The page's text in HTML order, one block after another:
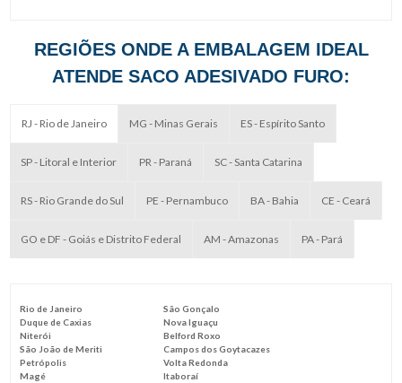
REGIÕES ONDE A EMBALAGEM IDEAL
ATENDE SACO ADESIVADO FURO:
RJ - Rio de Janeiro MG - Minas Gerais ES - Espírito Santo
SP - Litoral e Interior PR - Paraná SC - Santa Catarina
RS - Rio Grande do Sul PE - Pernambuco BA - Bahia CE - Ceará
GO e DF - Goiás e Distrito Federal AM - Amazonas PA - Pará
Rio de Janeiro
São Gonçalo
Duque de Caxias
Nova Iguaçu
Niterói
Belford Roxo
São João de Meriti
Campos dos Goytacazes
Petrópolis
Volta Redonda
Magé
Itaboraí